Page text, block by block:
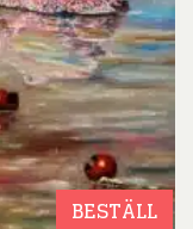
BESTÄLL